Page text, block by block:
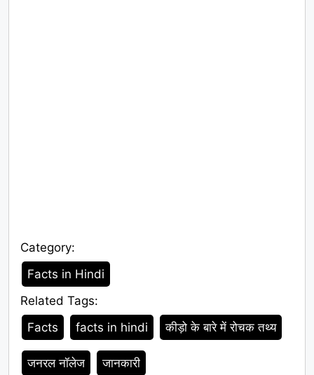
Category:
Category
Facts in Hindi
Related Tags:
Tags
Facts facts in hindi कीड़ो के बारे में रोचक तथ्य
जनरल नॉलेज जानकारी